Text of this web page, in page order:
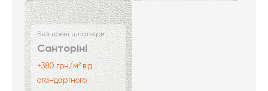
Безшовні шпалери
Санторіні
+380 грн/м² від
стандартного